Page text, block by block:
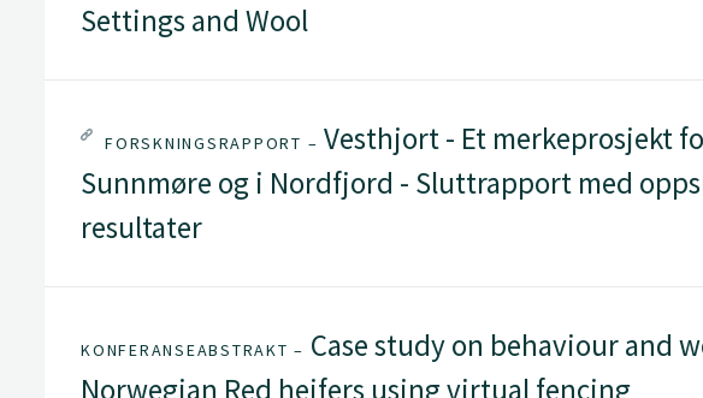
Settings and Wool
FORSKNINGSRAPPORT – Vesthjort - Et merkeprosjekt
Sunnmøre og i Nordfjord - Sluttrapport med
resultater
KONFERANSEABSTRAKT – Case study on behaviour and
Norwegian Red heifers using virtual fencing